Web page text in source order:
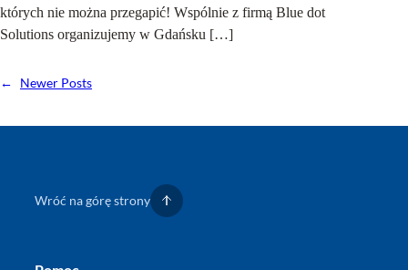
których nie można przegapić! Wspólnie z firmą Blue dot
Solutions organizujemy w Gdańsku […]
← Newer Posts
Wróć na górę strony